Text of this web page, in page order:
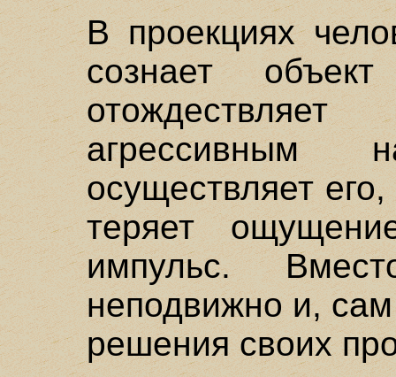
В проекциях
сознает
осуществляет
теряет
импульс.
неподвижно и,
решения своих